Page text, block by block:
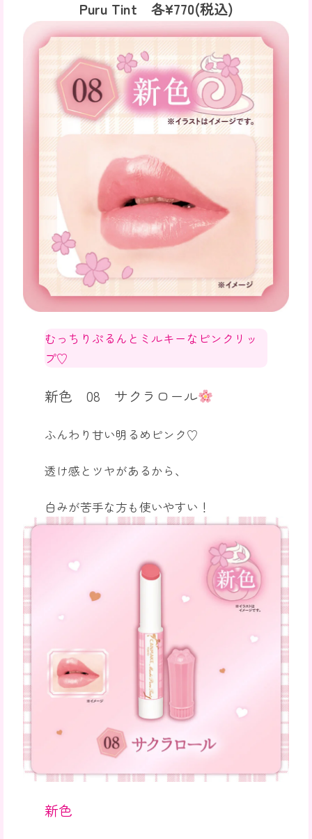
Puru Tint 各¥770(税込)
むっちりぷるんとミルキーなピンクリッ
プ♡
新色 08 サクラロール
ふんわり甘い明るめピンク♡
透け感とツヤがあるから、
白みが苦手な方も使いやすい！
新色